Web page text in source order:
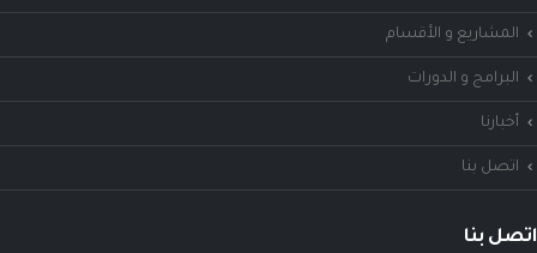
المشاريع و الأقسام
البرامج و الدورات
أخبارنا
اتصل بنا
اتصل بنا